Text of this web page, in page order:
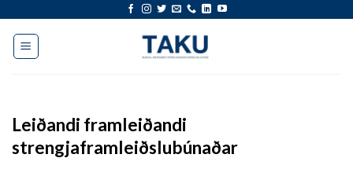
Leiðandi framleiðandi
strengjaframleiðslubúnaðar